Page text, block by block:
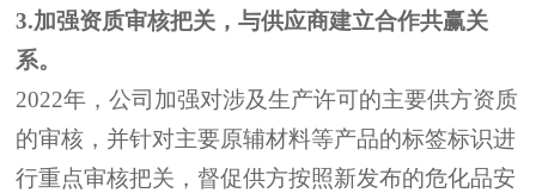
3.加强资质审核把关，与供应商建立合作共赢关
系。
2022年，公司加强对涉及生产许可的主要供方资质
的审核 ，并针对主要原辅材料等产品的标签标识进
行重点审核把关，督促供方按照新发布的危化品安